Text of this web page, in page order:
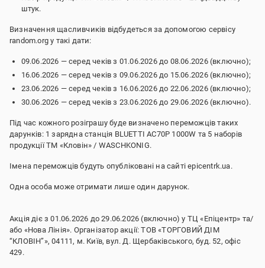
штук.
Визначення щасливчиків відбудеться за допомогою сервісу
random.org у такі дати:
09.06.2026 — серед чеків з 01.06.2026 до 08.06.2026 (включно);
16.06.2026 — серед чеків з 09.06.2026 до 15.06.2026 (включно);
23.06.2026 — серед чеків з 16.06.2026 до 22.06.2026 (включно);
30.06.2026 — серед чеків з 23.06.2026 до 29.06.2026 (включно).
Під час кожного розіграшу буде визначено переможців таких
дарунків: 1 зарядна станція BLUETTI AC70P 1000W та 5 наборів
продукції ТМ «Кловін» / WASCHKONIG.
Імена переможців будуть опубліковані на сайті epicentrk.ua.
Одна особа може отримати лише один дарунок.
Акція діє з 01.06.2026 до 29.06.2026 (включно) у ТЦ «Епіцентр» та/
або «Нова Лінія». Організатор акції: ТОВ «ТОРГОВИЙ ДІМ
“КЛОВІН”», 04111, м. Київ, вул. Д. Щербаківського, буд. 52, офіс
429.